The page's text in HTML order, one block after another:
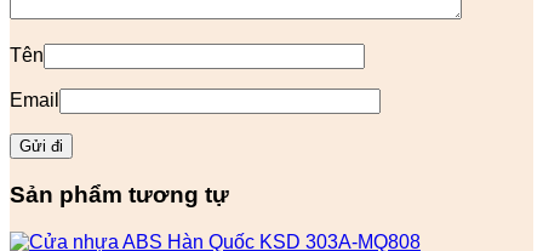
Tên
Email
Sản phẩm tương tự